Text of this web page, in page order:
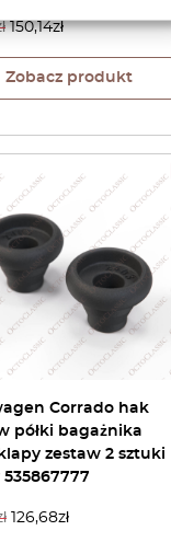
150,14zł
Zobacz produkt
Corrado hak
półki bagażnika
zestaw 2 sztuki
126,68zł